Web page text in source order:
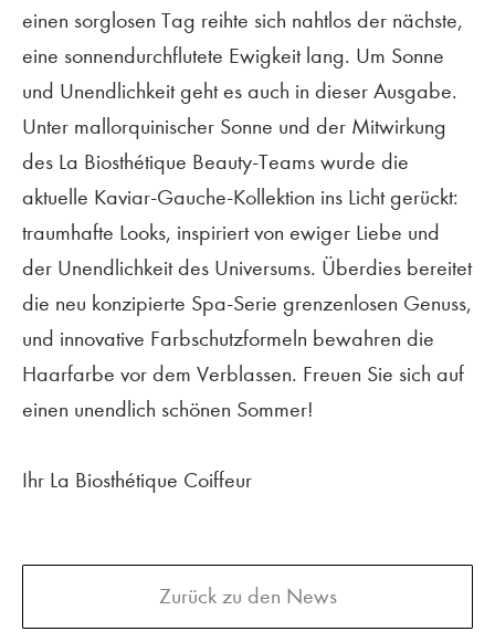
einen sorglosen Tag reihte sich nahtlos der nächste,
eine sonnendurchflutete Ewigkeit lang. Um Sonne
und Unendlichkeit geht es auch in dieser Ausgabe.
Unter mallorquinischer Sonne und der Mitwirkung
des La Biosthétique Beauty-Teams wurde die
aktuelle Kaviar-Gauche-Kollektion ins Licht gerückt:
traumhafte Looks, inspiriert von ewiger Liebe und
der Unendlichkeit des Universums. Überdies bereitet
die neu konzipierte Spa-Serie grenzenlosen Genuss,
und innovative Farbschutzformeln bewahren die
Haarfarbe vor dem Verblassen. Freuen Sie sich auf
einen unendlich schönen Sommer!
Ihr La Biosthétique Coiffeur
Zurück zu den News